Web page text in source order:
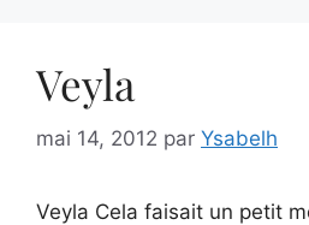
Veyla
mai 14, 2012 par Ysabelh
Veyla Cela faisait un petit